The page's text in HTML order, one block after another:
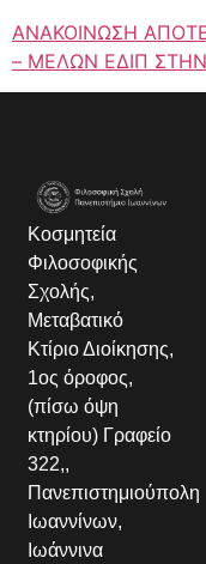
ΑΝΑΚΟΙΝΩΣΗ
– ΜΕΛΩΝ ΕΔΙΠ
Κοσμητεία
Φιλοσοφικής
Σχολής,
Μεταβατικό
Κτίριο Διοίκησης,
1ος όροφος,
(πίσω όψη
κτηρίου) Γραφείο
322,,
Πανεπιστημιούπολη
Ιωαννίνων,
Ιωάννινα